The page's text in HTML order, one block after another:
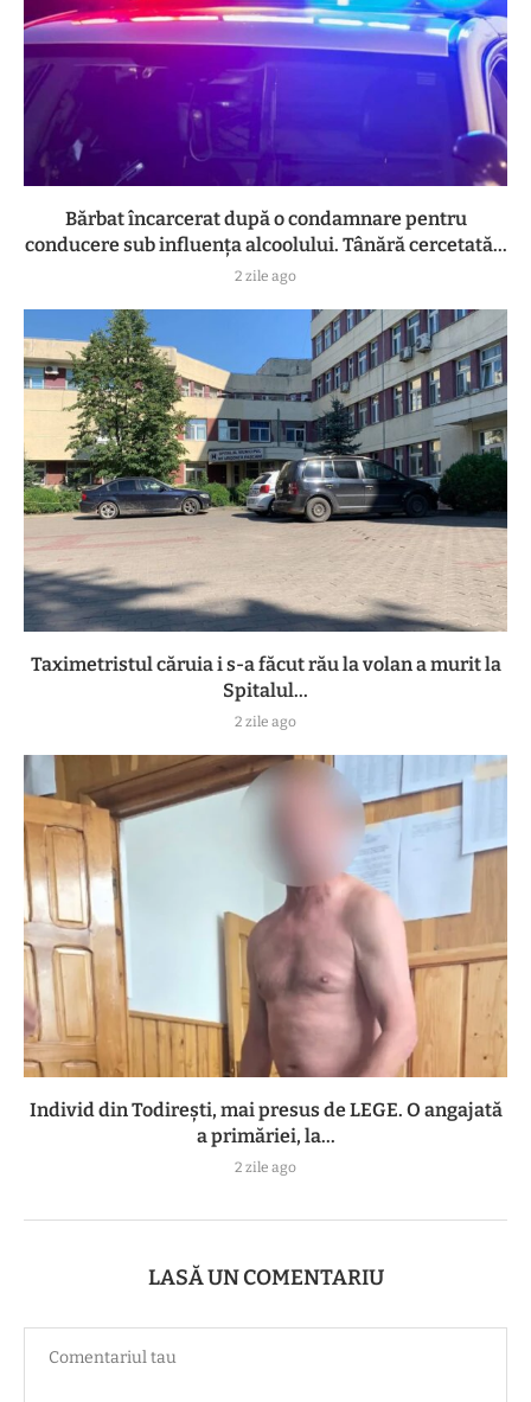
Bărbat încarcerat după o condamnare pentru
conducere sub influența alcoolului. Tânără cercetată...
2 zile ago
Taximetristul căruia i s-a făcut rău la volan a murit la
Spitalul...
2 zile ago
Individ din Todirești, mai presus de LEGE. O angajată
a primăriei, la...
2 zile ago
LASĂ UN COMENTARIU